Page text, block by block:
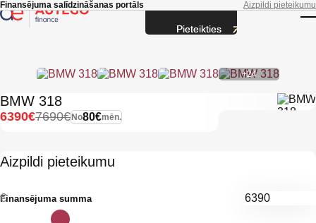
Skip to main content
Finansējuma salīdzināšanas portāls Aizpildi pieteikumu
+24
BMW 318
No80€mēn.
7690€
6390€
Aizpildi pieteikumu
Finansējuma summa
€